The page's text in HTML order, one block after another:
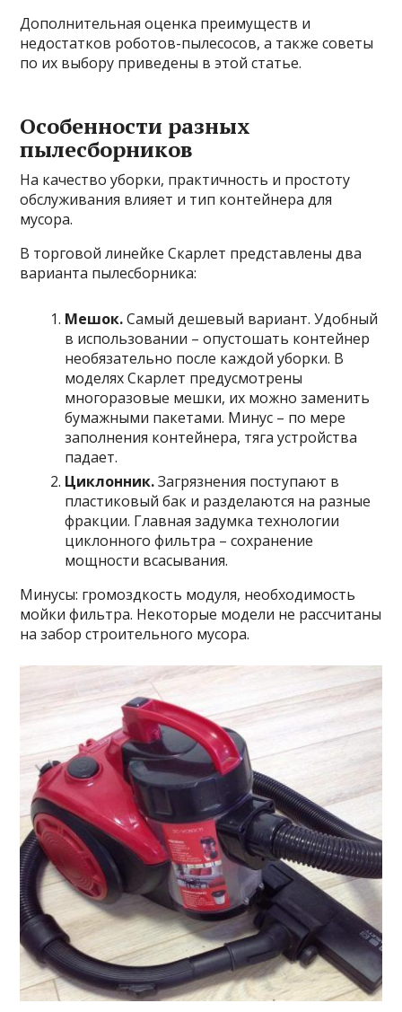
Дополнительная оценка преимуществ и
недостатков роботов-пылесосов, а также советы
по их выбору приведены в этой статье.
Особенности разных
пылесборников
На качество уборки, практичность и простоту
обслуживания влияет и тип контейнера для
мусора.
В торговой линейке Скарлет представлены два
варианта пылесборника:
Мешок.Самый дешевый вариант. Удобный
в использовании – опустошать контейнер
необязательно после каждой уборки. В
моделях Скарлет предусмотрены
многоразовые мешки, их можно заменить
бумажными пакетами. Минус – по мере
заполнения контейнера, тяга устройства
падает.
Циклонник.Загрязнения поступают в
пластиковый бак и разделаются на разные
фракции. Главная задумка технологии
циклонного фильтра – сохранение
мощности всасывания.
Минусы: громоздкость модуля, необходимость
мойки фильтра. Некоторые модели не рассчитаны
на забор строительного мусора.